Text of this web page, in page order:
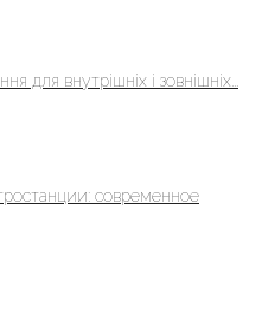
для внутрішніх і зовнішніх...
современное